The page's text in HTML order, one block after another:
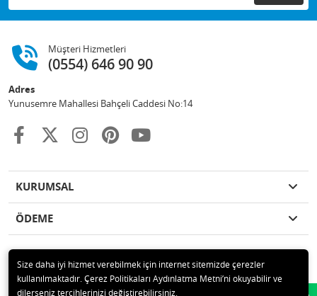
Müşteri Hizmetleri
(0554) 646 90 90
Adres
Yunusemre Mahallesi Bahçeli Caddesi No:14
KURUMSAL
ÖDEME
© 2020 GKN STORE TEMİZLİK MADDELERİ SAN TİC LTD ŞTİ Tüm hakları
Size daha iyi hizmet verebilmek için internet sitemizde çerezler
kullanılmaktadır. Çerez Politikaları Aydınlatma Metni’ni okuyabilir ve
dilerseniz tercihlerinizi değiştirebilirsiniz.